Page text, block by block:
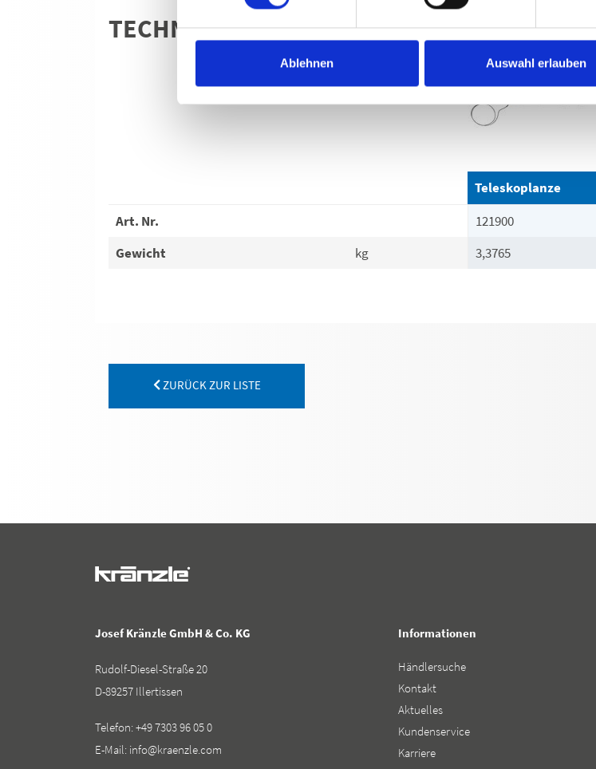
Ablehnen Auswahl erlauben
TECHNISCHE ANGABEN
Teleskoplanze
Art. Nr.
121900
Gewicht
kg 3,3765
ZURÜCK ZUR LISTE
Josef Kränzle GmbH & Co. KG
Rudolf-Diesel-Straße 20
D-89257 Illertissen
Telefon:+49 7303 96 05 0
E-Mail: info@kraenzle.com
Informationen
Händlersuche
Kontakt
Aktuelles
Kundenservice
Karriere